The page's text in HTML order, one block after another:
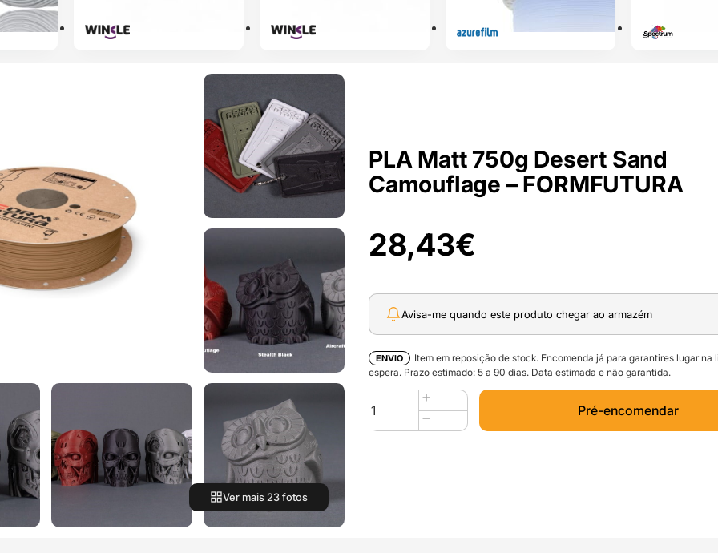
PLA Matt 750g Desert Sand
Camouflage – FORMFUTURA
28,43€
Avisa-me quando este produto chegar ao armazém
ENVIO
Item em reposição de stock. Encomenda já para garantires lugar na
espera. Prazo estimado: 5 a 90 dias. Data estimada e não garantida.
Quantidade
de
PLA
Pré-encomendar
Ver mais 23 fotos